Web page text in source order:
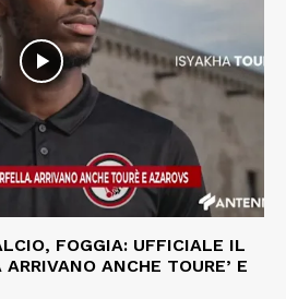
FOGGIA: UFFICIALE IL
ANCHE TOURE’ E